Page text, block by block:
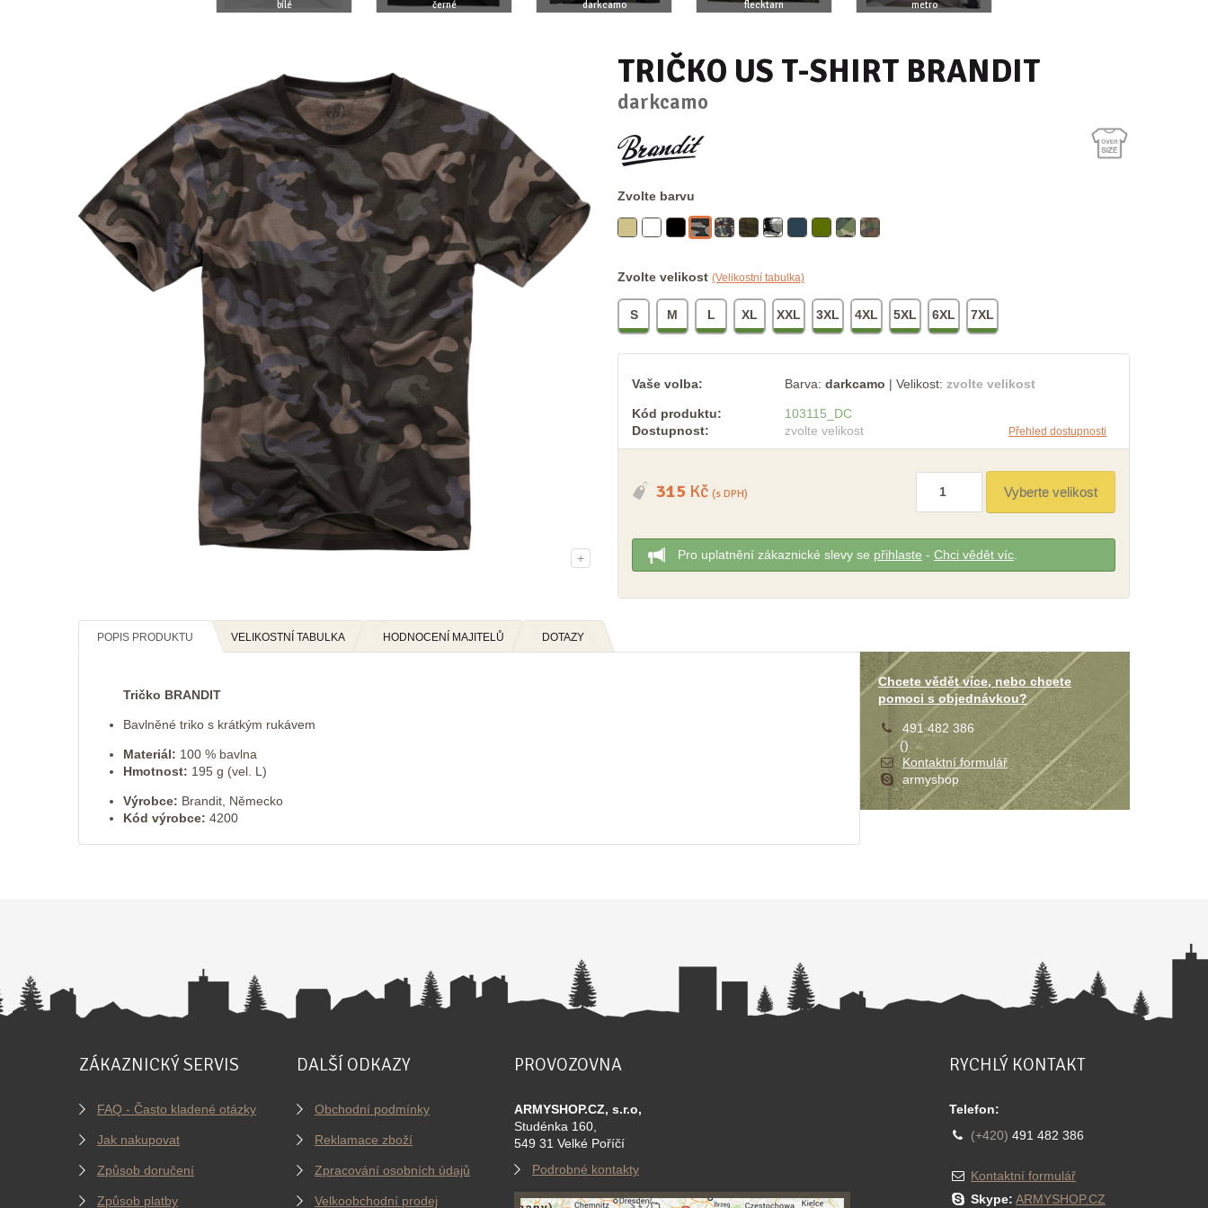
bílé černé darkcamo flecktarn metro
+
TRIČKO US T-SHIRT BRANDIT
darkcamo
Zvolte barvu
Zvolte velikost (Velikostní tabulka)
S M L XL XXL 3XL 4XL 5XL 6XL 7XL
Vaše volba: Barva: darkcamo | Velikost: zvolte velikost
Kód produktu: 103115
DC
Dostupnost:
zvolte velikost Přehled dostupnosti
315 Kč (s DPH)
Pro uplatnění zákaznické slevy se přihlaste - Chci vědět víc
POPIS PRODUKTU VELIKOSTNÍ TABULKA HODNOCENÍ MAJITELŮ DOTAZY
Tričko BRANDIT
Bavlněné triko s krátkým rukávem
Materiál: 100 % bavlna
Hmotnost: 195 g (vel. L)
Výrobce: Brandit, Německo
Kód výrobce: 4200
Chcete vědět více, nebo chcete
pomoci s objednávkou?
491 482 386
()
Kontaktní formulář
armyshop
ZÁKAZNICKÝ SERVIS
FAQ - Často kladené otázky
Jak nakupovat
Způsob doručení
Způsob platby
DALŠÍ ODKAZY
Obchodní podmínky
Reklamace zboží
Zpracování osobních údajů
Velkoobchodní prodej
PROVOZOVNA
ARMYSHOP.CZ, s.r.o,
Studénka 160,
549 31 Velké Poříčí
Podrobné kontakty
RYCHLÝ KONTAKT
Telefon:
(+420) 491 482 386
Kontaktní formulář
Skype: ARMYSHOP.CZ